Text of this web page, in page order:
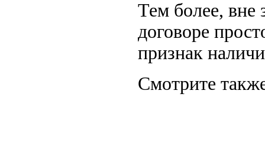
Тем более, вне
договоре
признак
Смотрите